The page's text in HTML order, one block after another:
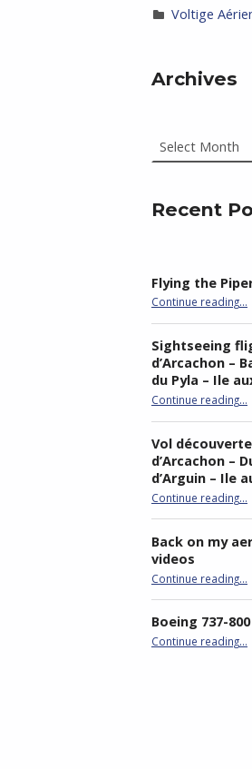
Voltige
Archives
Recent
Flying the
Continue reading“Flying the Piper PA-19”
…
Sightseeing
d’Arcachon –
du Pyla – Ile
Continue reading“Sightseeing flight of Bassin
…
Vol
d’Arcachon –
d’Arguin – Ile
Continue reading“Vol découverte du Bassin
…
Back on my
videos
Continue reading“Back on my
…
Boeing 737-
Continue reading“Boeing
…